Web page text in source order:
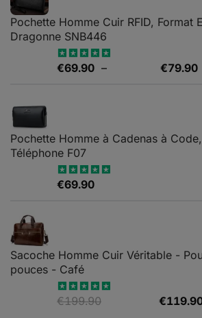
choisies
sur
la
page
Pochette Homme Cuir RFID, Format
Dragonne SNB446
Note5.00
€69.90 – €79.90
Pochette Homme à Cadenas à
Téléphone F07
Note4.67
€69.90
Sacoche Homme Cuir Véritable -
pouces - Café
Note5.00
€199.90 €